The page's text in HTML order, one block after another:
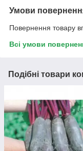
Умови
Повернення товару
Всі умови
Подібні товари